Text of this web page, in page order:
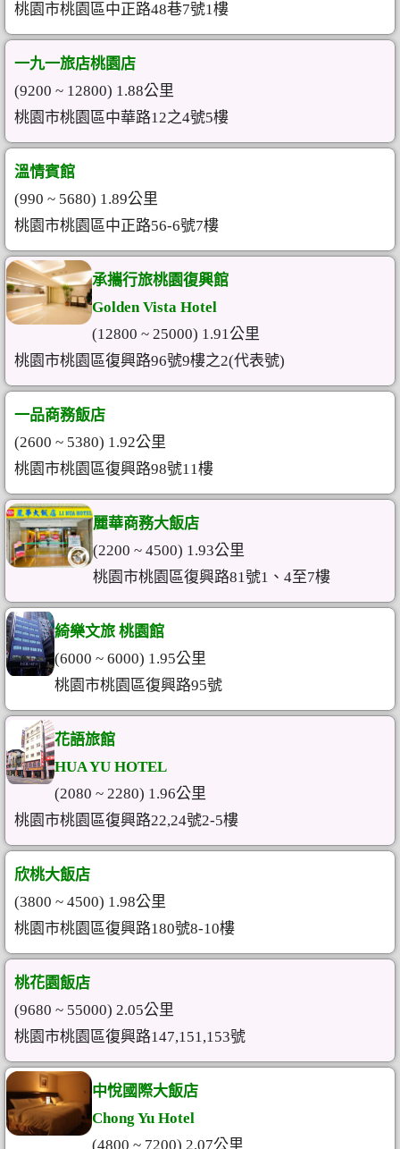
桃園市桃園區中正路48巷7號1樓
一九一旅店桃園店
(9200 ~ 12800) 1.88公里
桃園市桃園區中華路12之4號5樓
溫情賓館
(990 ~ 5680) 1.89公里
桃園市桃園區中正路56-6號7樓
承攜行旅桃園復興館
Golden Vista Hotel
(12800 ~ 25000) 1.91公里
桃園市桃園區復興路96號9樓之2(代表號)
一品商務飯店
(2600 ~ 5380) 1.92公里
桃園市桃園區復興路98號11樓
麗華商務大飯店
(2200 ~ 4500) 1.93公里
桃園市桃園區復興路81號1、4至7樓
綺樂文旅 桃園館
(6000 ~ 6000) 1.95公里
桃園市桃園區復興路95號
花語旅館
HUA YU HOTEL
(2080 ~ 2280) 1.96公里
桃園市桃園區復興路22,24號2-5樓
欣桃大飯店
(3800 ~ 4500) 1.98公里
桃園市桃園區復興路180號8-10樓
桃花園飯店
(9680 ~ 55000) 2.05公里
桃園市桃園區復興路147,151,153號
中悅國際大飯店
Chong Yu Hotel
(4800 ~ 7200) 2.07公里